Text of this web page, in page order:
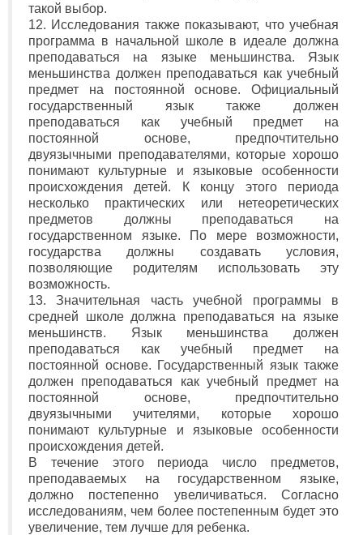
такой выбор.
12. Исследования также показывают, что учебная
программа в начальной школе в идеале должна
преподаваться на языке меньшинства. Язык
меньшинства должен преподаваться как учебный
предмет на постоянной основе. Официальный
государственный язык также должен
преподаваться как учебный предмет на
постоянной основе, предпочтительно
двуязычными преподавателями, которые хорошо
понимают культурные и языковые особенности
происхождения детей. К концу этого периода
несколько практических или нетеоретических
предметов должны преподаваться на
государственном языке. По мере возможности,
государства должны создавать условия,
позволяющие родителям использовать эту
возможность.
13. Значительная часть учебной программы в
средней школе должна преподаваться на языке
меньшинств. Язык меньшинства должен
преподаваться как учебный предмет на
постоянной основе. Государственный язык также
должен преподаваться как учебный предмет на
постоянной основе, предпочтительно
двуязычными учителями, которые хорошо
понимают культурные и языковые особенности
происхождения детей.
В течение этого периода число предметов,
преподаваемых на государственном языке,
должно постепенно увеличиваться. Согласно
исследованиям, чем более постепенным будет это
увеличение, тем лучше для ребенка.